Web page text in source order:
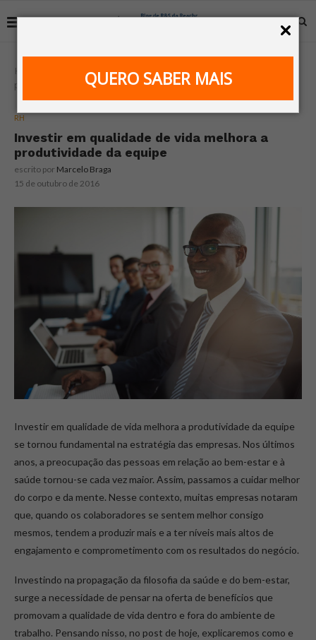
QUERO SABER MAIS
Home
Investir em qualidade de vida melhora a
produtividade da equipe
RH
Investir em qualidade de vida melhora a
produtividade da equipe
escrito por Marcelo Braga
15 de outubro de 2016
Investir em qualidade de vida melhora a produtividade da equipe
se tornou fundamental na estratégia das empresas. Nos últimos
anos, a preocupação das pessoas em relação ao bem-estar e à
saúde tornou-se cada vez maior. Assim, passamos a cuidar melhor
do corpo e da mente. Nesse contexto, muitas empresas notaram
que, quando os colaboradores se sentem melhor consigo
mesmos, tendem a produzir mais e a ter níveis mais altos de
engajamento e comprometimento com os resultados do negócio.
Investindo na propagação da filosofia da saúde e do bem-estar,
surge a necessidade de pensar na oferta de benefícios que
promovam a qualidade de vida dentro e fora do ambiente de
trabalho. Pensando nisso, no post de hoje, explicaremos como e